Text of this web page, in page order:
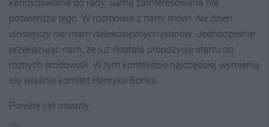
kandydowanie do rady. Sama zainteresowana nie
potwierdza tego. W rozmowie z nami mówi: Na dzień
dzisiejszy nie mam dalekosiężnych planów. Jednocześnie
przekazując nam, że już dostała propozycje startu od
różnych środowisk. W tym kontekście najczęściej wymienia
się właśnie komitet Henryka Bonka.
Poniżej list otwarty: